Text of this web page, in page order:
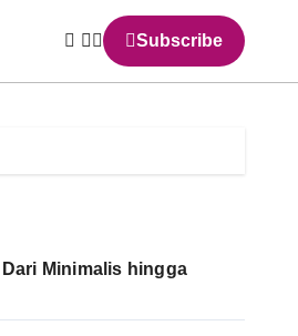
Subscribe
Minimalis hingga